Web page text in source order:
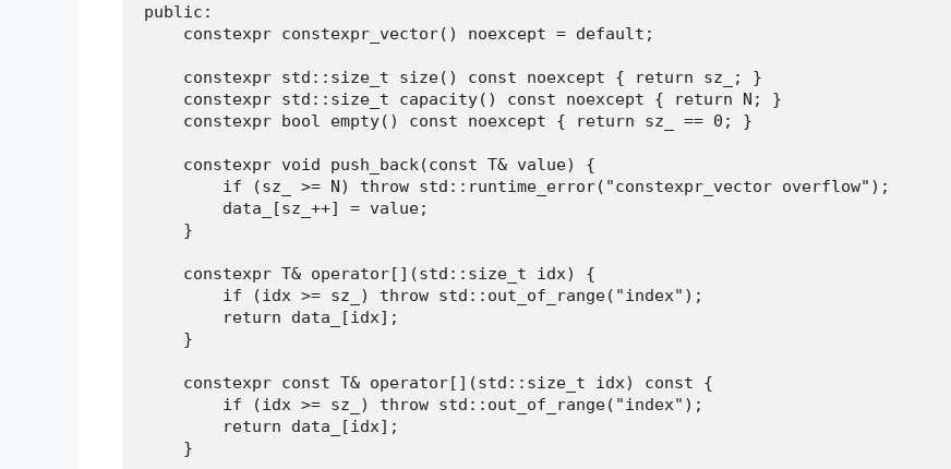
public:
    constexpr constexpr_vector() noexcept = default;
    constexpr std::size_t size() const noexcept { return sz_; }
    constexpr std::size_t capacity() const noexcept { return N; }
    constexpr bool empty() const noexcept { return sz_ == 0; }
    constexpr void push_back(const T& value) {
        if (sz_ >= N) throw std::runtime_error("constexpr_vector overflow");
        data_[sz_++] = value;
    }
    constexpr T& operator[](std::size_t idx) {
        if (idx >= sz_) throw std::out_of_range("index");
        return data_[idx];
    }
    constexpr const T& operator[](std::size_t idx) const {
        if (idx >= sz_) throw std::out_of_range("index");
        return data_[idx];
    }